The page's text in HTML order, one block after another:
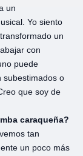
un
Yo siento
un
con
puede
subestimados o
que soy de
caraqueña?
tan
un poco más